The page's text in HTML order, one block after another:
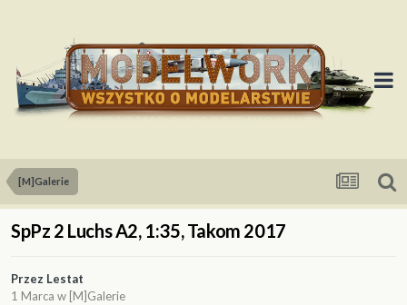
[M]Galerie
SpPz 2 Luchs A2, 1:35, Takom 2017
Przez Lestat
1 Marca w [M]Galerie